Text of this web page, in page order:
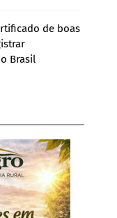
de boas
Brasil